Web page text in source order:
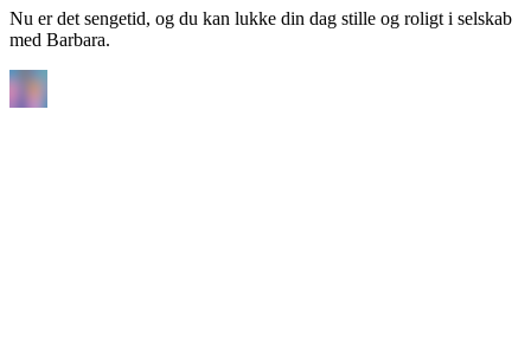
Nu er det sengetid, og du kan lukke din dag stille og roligt i selskab
med Barbara.